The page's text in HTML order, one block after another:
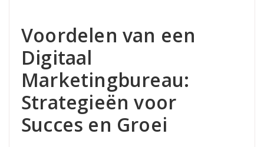
Voordelen van een
Digitaal
Marketingbureau:
Strategieën voor
Succes en Groei